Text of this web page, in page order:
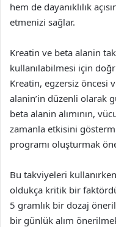
hem de dayanıklılık
etmenizi sağlar.
Kreatin ve beta alanin
kullanılabilmesi için
Kreatin, egzersiz öncesi
alanin’in düzenli olarak
beta alanin alımının,
zamanla etkisini
programı oluşturmak
Bu takviyeleri
oldukça kritik bir
5 gramlık bir dozaj
bir günlük alım